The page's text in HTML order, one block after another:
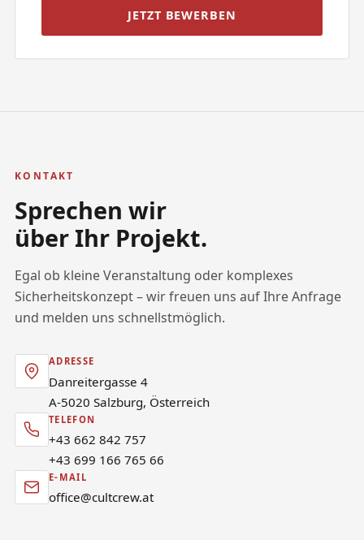
JETZT BEWERBEN
KONTAKT
Sprechen wir
über Ihr Projekt.
Egal ob kleine Veranstaltung oder komplexes
Sicherheitskonzept – wir freuen uns auf Ihre Anfrage
und melden uns schnellstmöglich.
ADRESSE
Danreitergasse 4
A-5020 Salzburg, Österreich
TELEFON
+43 662 842 757
+43 699 166 765 66
E-MAIL
office@cultcrew.at